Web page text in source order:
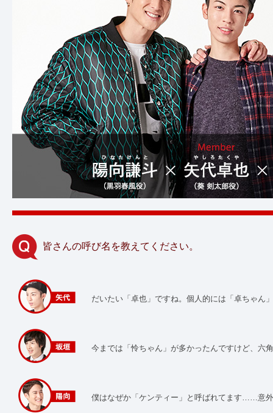
皆さんの呼び名を教えてください。
だいたい「卓也」ですね。個人的には「卓ちゃん
今までは「怜ちゃん」が多かったんですけど、六
僕はなぜか「ケンティー」と呼ばれてます……意